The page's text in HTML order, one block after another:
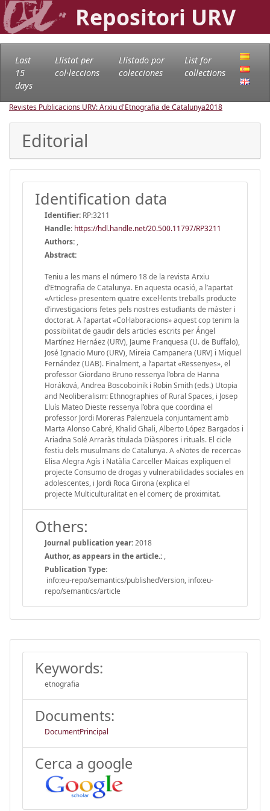
Repositori URV
Last
15
days
Llistat per
col·leccions
Llistado por
colecciones
List for
collections
Revistes Publicacions URV: Arxiu d'Etnografia de Catalunya2018
Editorial
Identification data
Identifier: RP:3211
Handle: https://hdl.handle.net/20.500.11797/RP3211
Authors: ,
Abstract:
Teniu a les mans el número 18 de la revista Arxiu
d’Etnografia de Catalunya. En aquesta ocasió, a l’apartat
«Articles» presentem quatre excel·lents treballs producte
d’investigacions fetes pels nostres estudiants de màster i
doctorat. A l’apartat «Col·laboracions» aquest cop tenim la
possibilitat de gaudir dels articles escrits per Ángel
Martínez Hernáez (URV), Jaume Franquesa (U. de Buffalo),
José Ignacio Muro (URV), Mireia Campanera (URV) i Miquel
Fernández (UAB). Finalment, a l’apartat «Ressenyes», el
professor Giordano Bruno ressenya l’obra de Hanna
Horáková, Andrea Boscoboinik i Robin Smith (eds.) Utopia
and Neoliberalism: Ethnographies of Rural Spaces, i Josep
Lluís Mateo Dieste ressenya l’obra que coordina el
professor Jordi Moreras Palenzuela conjuntament amb
Marta Alonso Cabré, Khalid Ghali, Alberto López Bargados i
Ariadna Solé Arraràs titulada Diàspores i rituals. El cicle
festiu dels musulmans de Catalunya. A «Notes de recerca»
Elisa Alegra Agís i Natàlia Carceller Maicas expliquen el
projecte Consumo de drogas y vulnerabilidades sociales en
adolescentes, i Jordi Roca Girona (explica el
projecte Multiculturalitat en el comerç de proximitat.
Others:
Journal publication year:2018
Author, as appears in the article.: ,
Publication Type:
info:eu-repo/semantics/publishedVersion, info:eu-
repo/semantics/article
Keywords:
etnografia
Documents:
DocumentPrincipal
Cerca a google